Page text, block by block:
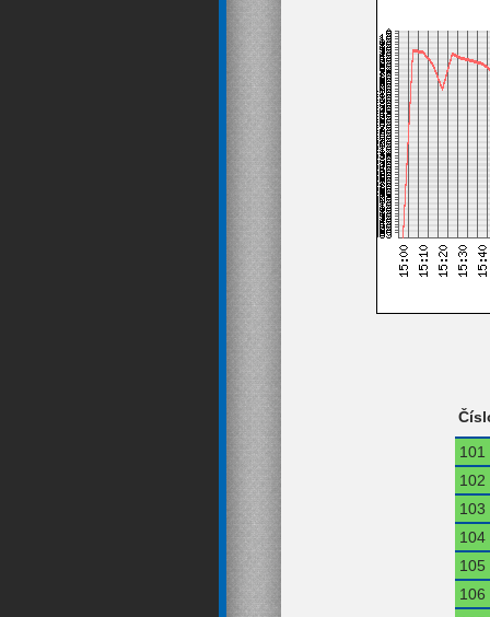
101
102
103
104
105
106